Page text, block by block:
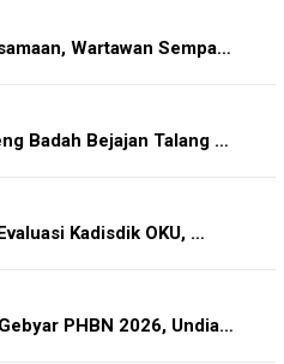
Wartawan Sempa…
Badah Bejajan Talang …
Kadisdik OKU, …
PHBN 2026, Undia…